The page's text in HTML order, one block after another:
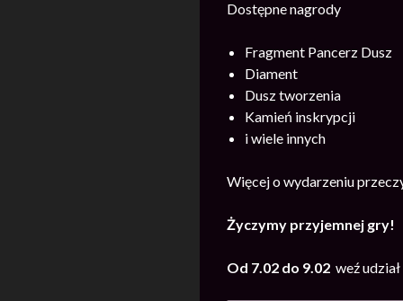
Dostępne nagrody
Fragment Pancerz Dusz
Diament
Dusz tworzenia
Kamień inskrypcji
i wiele innych
Więcej o wydarzeniu
Życzymy przyjemnej gry!
Od 7.02 do 9.02 weź